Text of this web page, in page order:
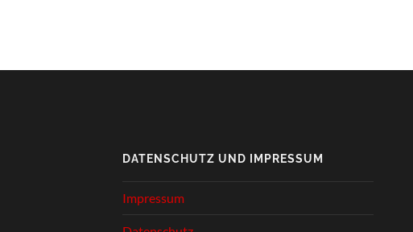
DATENSCHUTZ UND IMPRESSUM
Impressum